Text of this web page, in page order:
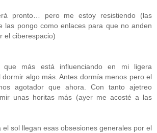
pronto… pero me estoy resistiendo (las
las pongo como enlaces para que no anden
el ciberespacio)
que más está influenciando en mi ligera
dormir algo más. Antes dormía menos pero el
agotador que ahora. Con tanto ajetreo
unas horitas más (ayer me acosté a las
el sol llegan esas obsesiones generales por el